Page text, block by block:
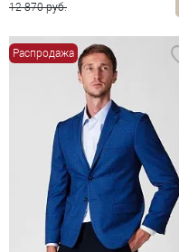
12 870 руб.
Распродажа